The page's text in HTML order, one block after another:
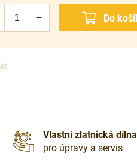
Vlastní zlatnická dílna
pro úpravy a servis